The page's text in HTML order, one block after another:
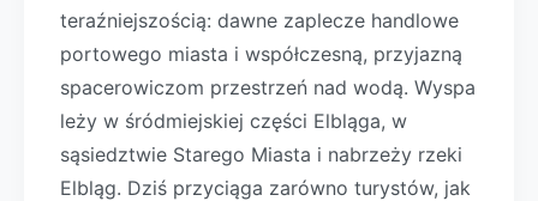
teraźniejszością: dawne zaplecze handlowe
portowego miasta i współczesną, przyjazną
spacerowiczom przestrzeń nad wodą. Wyspa
leży w śródmiejskiej części Elbląga, w
sąsiedztwie Starego Miasta i nabrzeży rzeki
Elbląg. Dziś przyciąga zarówno turystów, jak